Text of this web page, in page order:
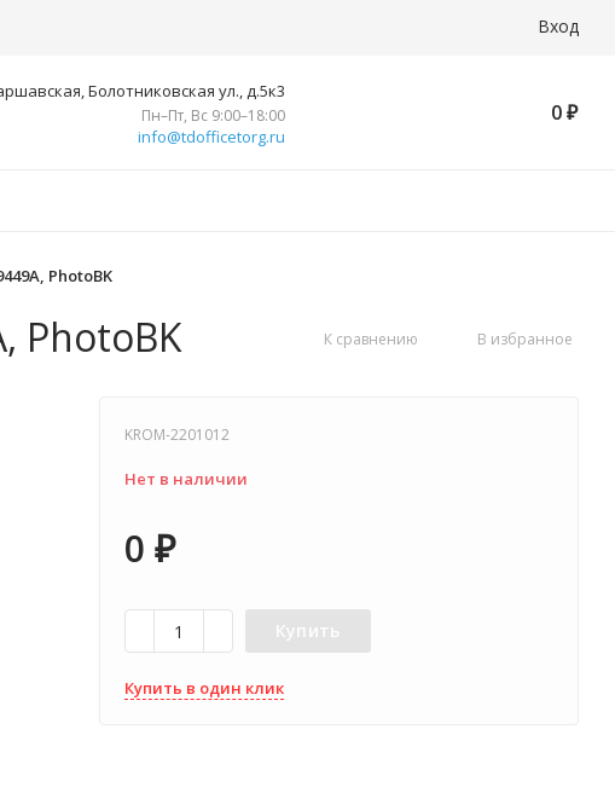
Вход
Болотниковская ул., д.5к3
Пн–Пт, Вс 9:00–18:00
info@tdofficetorg.ru
0 ₽
PhotoBK
PhotoBK К сравнению В избранное
KROM-2201012
Нет в наличии
0 ₽
Купить
Купить в один клик